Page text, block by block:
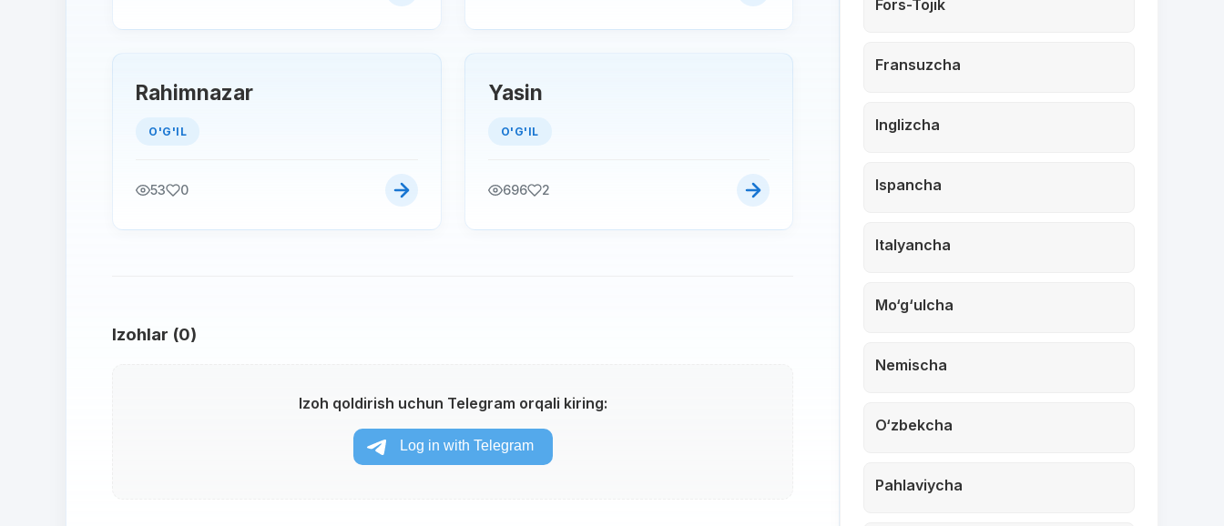
Rahimnazar
O'G'IL
53 0
Yasin
O'G'IL
696 2
Izohlar (0)
Izoh qoldirish uchun Telegram orqali kiring:
Fors-Tojik
Fransuzcha
Inglizcha
Ispancha
Italyancha
Mo‘g‘ulcha
Nemischa
O‘zbekcha
Pahlaviycha